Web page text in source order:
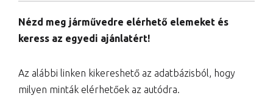
Nézd meg járművedre elérhető elemeket és
keress az egyedi ajánlatért!
Az alábbi linken kikereshető az adatbázisból, hogy
milyen minták elérhetőek az autódra.